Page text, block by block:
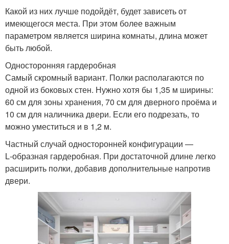
Какой из них лучше подойдёт, будет зависеть от
имеющегося места. При этом более важным
параметром является ширина комнаты, длина может
быть любой.
Односторонняя гардеробная
Самый скромный вариант. Полки располагаются по
одной из боковых стен. Нужно хотя бы 1,35 м ширины:
60 см для зоны хранения, 70 см для дверного проёма и
10 см для наличника двери. Если его подрезать, то
можно уместиться и в 1,2 м.
Частный случай односторонней конфигурации —
L‑образная гардеробная. При достаточной длине легко
расширить полки, добавив дополнительные напротив
двери.